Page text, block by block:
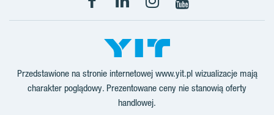
Facebook
LinkedInInstagram
YouTube
Przedstawione na stronie internetowej www.yit.pl wizualizacje mają
charakter poglądowy. Prezentowane ceny nie stanowią oferty
handlowej.